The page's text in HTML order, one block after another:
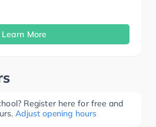
Learn More
Register here for free and
Adjust opening hours